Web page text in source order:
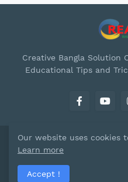
Creative Bangla Solution
Educational Tips and
About Us
Our website uses cookies
Learn more
Accept !